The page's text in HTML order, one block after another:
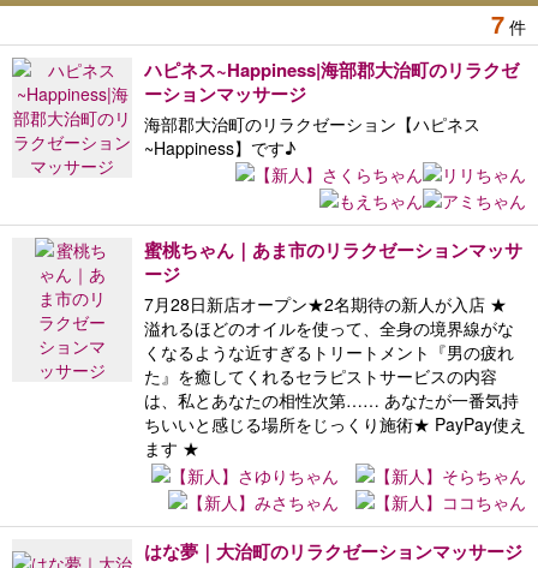
7 件
ハピネス~Happiness|海部郡大治町のリラクゼ
ーションマッサージ
海部郡大治町のリラクゼーション【ハピネス
~Happiness】です♪
蜜桃ちゃん｜あま市のリラクゼーションマッサ
ージ
7月28日新店オープン★2名期待の新人が入店 ★
溢れるほどのオイルを使って、全身の境界線がな
くなるような近すぎるトリートメント『男の疲れ
た』を癒してくれるセラピストサービスの内容
は、私とあなたの相性次第…… あなたが一番気持
ちいいと感じる場所をじっくり施術★ PayPay使え
ます ★
はな夢｜大治町のリラクゼーションマッサージ